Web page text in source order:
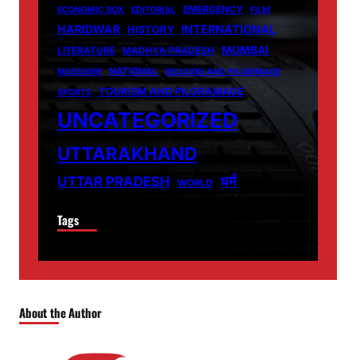
ECONOMIC BOX EDITORIAL EMERGENCY FILM
HARIDWAR HISTORY INTERNATIONAL
LITERATURE MADHYA PRADESH MUMBAI
MUSSORIE NATIONAL
RELIGION AND PILGRIMAGE
SPORTS
TOURISM AND PILGRAMAGE
UNCATEGORIZED
UTTARAKHAND
UTTAR PRADESH WORLD धर्म
Tags
About the Author